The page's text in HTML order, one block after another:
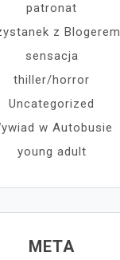
patronat
z Blogerem
sensacja
thiller/horror
Uncategorized
w Autobusie
young adult
META